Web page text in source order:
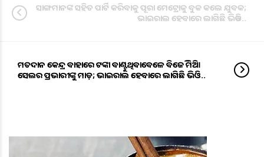
ସାଙ୍ଗମାନଙ୍କ ସହିତ ପାର୍ଟି କରିବାକୁ ପୂରା ମେଟ୍ରୋକୁ ବୁକ କଲେ ଯୁବକ;
ଭାଇରାଲ ହେବାରେ ଲାଗିଛି ଭିଡିଓ..
ମତଦାନ କେନ୍ଦ୍ର ବାହାରେ ଟଙ୍କା ବାଣ୍ଟୁଥିବାବେଳେ ବିଜେଡି ମିଡିଆ
ସେଲର ପ୍ରଭାରୀଙ୍କୁ ମାଡ଼; ଭାଇରାଲ ହେବାରେ ଲାଗିଛି ଭିଡିଓ..